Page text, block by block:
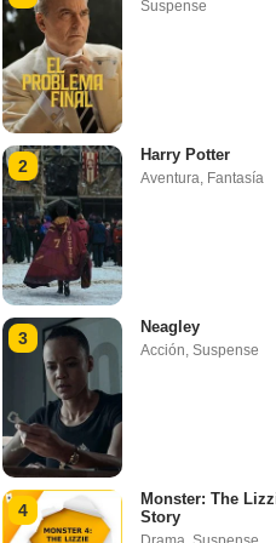
Suspense
2
Harry Potter
Aventura, Fantasía
3
Neagley
Acción, Suspense
4
Monster: The
Story